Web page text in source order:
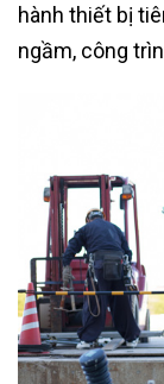
hành thiết bị
ngầm, công